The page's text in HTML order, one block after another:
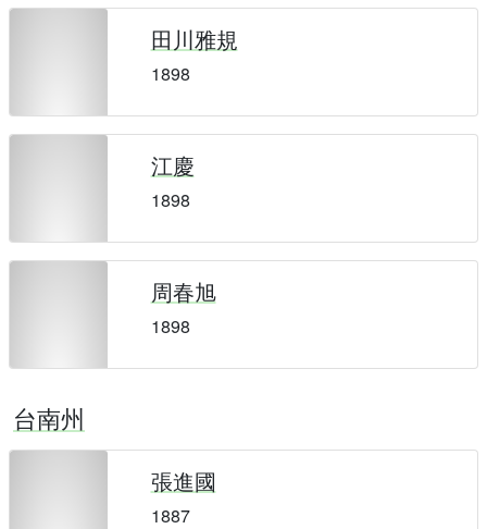
田川雅規
1898
江慶
1898
周春旭
1898
台南州
張進國
1887